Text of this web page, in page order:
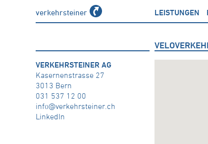
verkehrsteiner LEISTUNGEN
VERKEHRSTEINER AG
Kasernenstrasse 27
3013 Bern
031 537 12 00
info@verkehrsteiner.ch
LinkedIn